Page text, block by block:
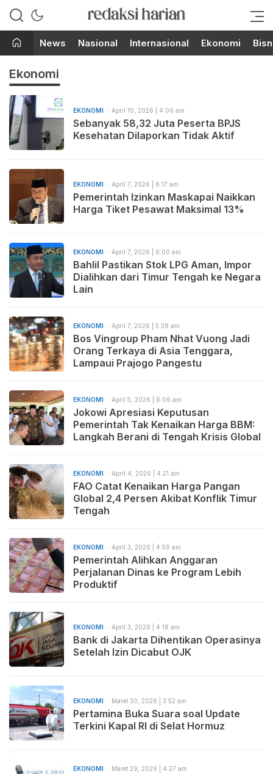
RedaksiHarian.com
Berita Terupdate dari Redaksi
News Nasional Internasional Ekonomi
Ekonomi
EKONOMI April 10, 2026 | 4:06 am
Sebanyak 58,32 Juta Peserta BPJS
Kesehatan Dilaporkan Tidak Aktif
EKONOMI April 7, 2026 | 6:17 am
Pemerintah Izinkan Maskapai Naikkan
Harga Tiket Pesawat Maksimal 13%
EKONOMI April 7, 2026 | 6:00 am
Bahlil Pastikan Stok LPG Aman, Impor
Dialihkan dari Timur Tengah ke Negara
Lain
EKONOMI April 7, 2026 | 5:38 am
Bos Vingroup Pham Nhat Vuong Jadi
Orang Terkaya di Asia Tenggara,
Lampaui Prajogo Pangestu
EKONOMI April 5, 2026 | 6:06 am
Jokowi Apresiasi Keputusan
Pemerintah Tak Kenaikan Harga BBM:
Langkah Berani di Tengah Krisis Global
EKONOMI April 4, 2026 | 4:21 am
FAO Catat Kenaikan Harga Pangan
Global 2,4 Persen Akibat Konflik Timur
Tengah
EKONOMI April 3, 2026 | 4:59 am
Pemerintah Alihkan Anggaran
Perjalanan Dinas ke Program Lebih
Produktif
EKONOMI April 3, 2026 | 4:18 am
Bank di Jakarta Dihentikan Operasinya
Setelah Izin Dicabut OJK
EKONOMI Maret 30, 2026 | 3:52 am
Pertamina Buka Suara soal Update
Terkini Kapal RI di Selat Hormuz
EKONOMI Maret 29, 2026 | 4:27 am